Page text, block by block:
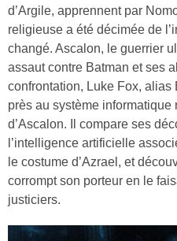
d’Argile, apprennent par
religieuse a été décimée de
changé. Ascalon, le guerrier
assaut contre Batman et ses
confrontation, Luke Fox, alias
près au système
d’Ascalon. Il compare ses
l’intelligence artificielle
le costume d’Azrael, et
corrompt son porteur en le
justiciers.